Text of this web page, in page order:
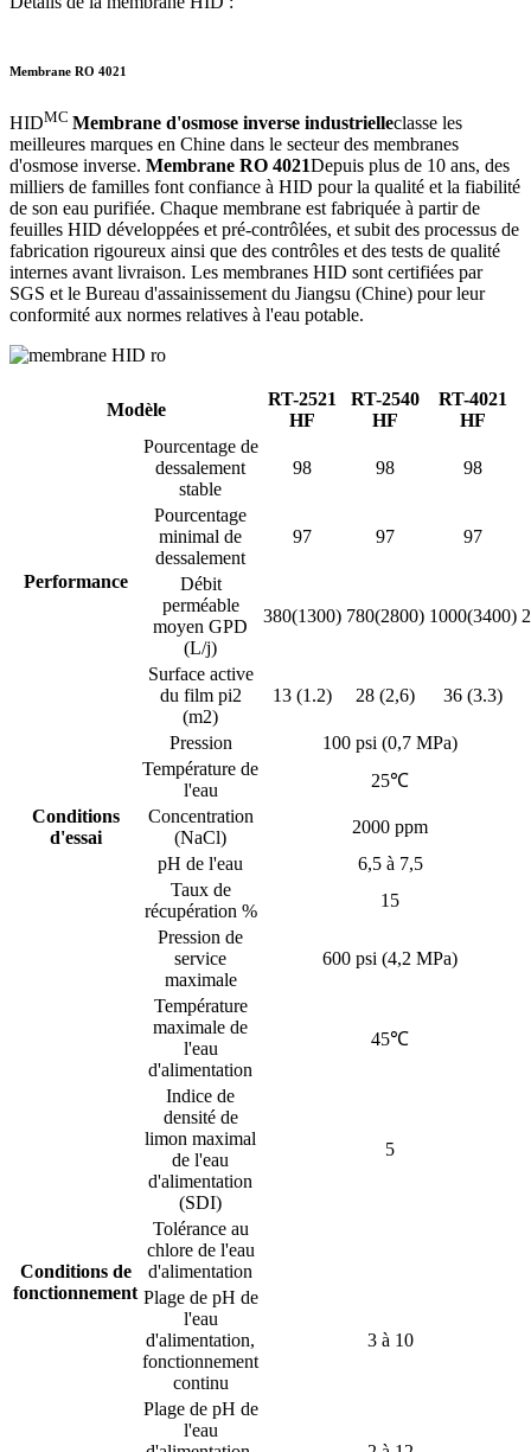
Membrane RO 4021
HIDMC Membrane d'osmose inverse industrielleclasse les
meilleures marques en Chine dans le secteur des membranes
d'osmose inverse. Membrane RO 4021Depuis plus de 10 ans, des
milliers de familles font confiance à HID pour la qualité et la fiabilité
de son eau purifiée. Chaque membrane est fabriquée à partir de
feuilles HID développées et pré-contrôlées, et subit des processus de
fabrication rigoureux ainsi que des contrôles et des tests de qualité
internes avant livraison. Les membranes HID sont certifiées par
SGS et le Bureau d'assainissement du Jiangsu (Chine) pour leur
conformité aux normes relatives à l'eau potable.
Modèle
RT-2521
HF
RT-2540
HF
RT-4021
HF
Performance
Pourcentage de
dessalement
stable
98 98 98
Pourcentage
minimal de
dessalement
97 97 97
Débit
perméable
moyen GPD
(L/j)
380(1300) 780(2800) 1000(3400)
Surface active
du film pi2
(m2)
13 (1.2) 28 (2,6) 36 (3.3)
Conditions
d'essai
Pression
100 psi (0,7 MPa)
Température de
l'eau
25℃
Concentration
(NaCl)
2000 ppm
pH de l'eau
6,5 à 7,5
Taux de
récupération %
15
Conditions de
fonctionnement
Pression de
service
maximale
600 psi (4,2 MPa)
Température
maximale de
l'eau
d'alimentation
45℃
Indice de
densité de
limon maximal
de l'eau
d'alimentation
(SDI)
5
Tolérance au
chlore de l'eau
d'alimentation
Plage de pH de
l'eau
d'alimentation,
fonctionnement
continu
3 à 10
Plage de pH de
l'eau